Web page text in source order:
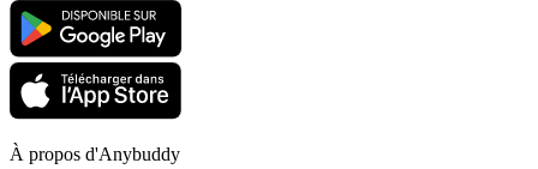
À propos d'Anybuddy